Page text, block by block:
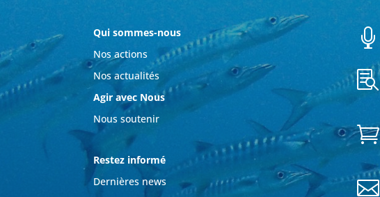
Qui sommes-nous
Nos actions
Nos actualités
Agir avec Nous
Nous soutenir
Restez informé
Dernières news



